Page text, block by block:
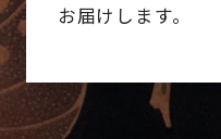
お届けします。